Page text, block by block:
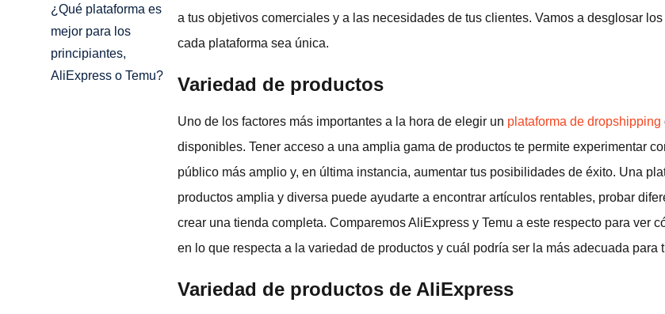
¿Qué plataforma es
mejor para los
principiantes,
AliExpress o Temu?
a tus objetivos comerciales y a las necesidades de tus clientes. Vamos a desglosar
cada plataforma sea única.
Variedad de productos
Uno de los factores más importantes a la hora de elegir un plataforma de dropshipping
disponibles. Tener acceso a una amplia gama de productos te permite experimentar
público más amplio y, en última instancia, aumentar tus posibilidades de éxito. Una
productos amplia y diversa puede ayudarte a encontrar artículos rentables, probar
crear una tienda completa. Comparemos AliExpress y Temu a este respecto para ver
en lo que respecta a la variedad de productos y cuál podría ser la más adecuada para
Variedad de productos de AliExpress